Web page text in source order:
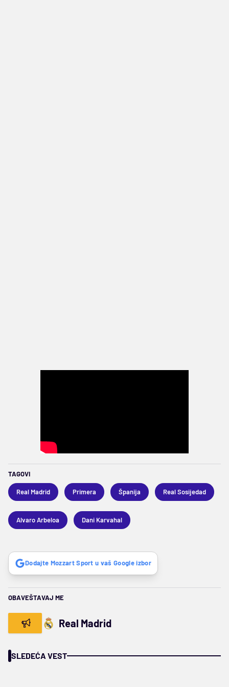
TAGOVI
Real Madrid Primera Španija Real Sosijedad
Alvaro Arbeloa Dani Karvahal
Dodajte Mozzart Sport u vaš Google izbor
OBAVEŠTAVAJ ME
Real Madrid
SLEDEĆA VEST